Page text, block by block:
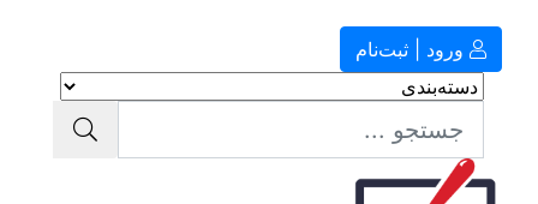
ورود | ثبت‌نام